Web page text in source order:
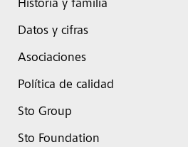
Historia y familia
Datos y cifras
Asociaciones
Política de calidad
Sto Group
Sto Foundation